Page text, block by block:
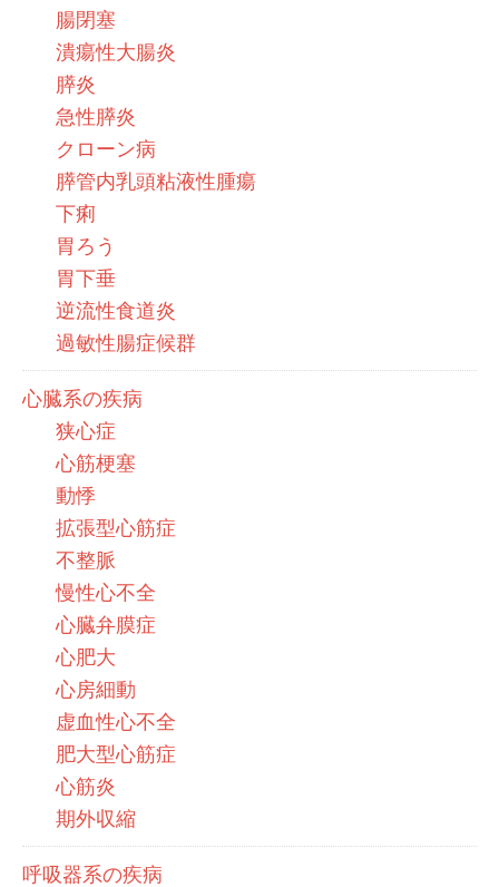
腸閉塞
潰瘍性大腸炎
膵炎
急性膵炎
クローン病
膵管内乳頭粘液性腫瘍
下痢
胃ろう
胃下垂
逆流性食道炎
過敏性腸症候群
心臓系の疾病
狭心症
心筋梗塞
動悸
拡張型心筋症
不整脈
慢性心不全
心臓弁膜症
心肥大
心房細動
虚血性心不全
肥大型心筋症
心筋炎
期外収縮
呼吸器系の疾病